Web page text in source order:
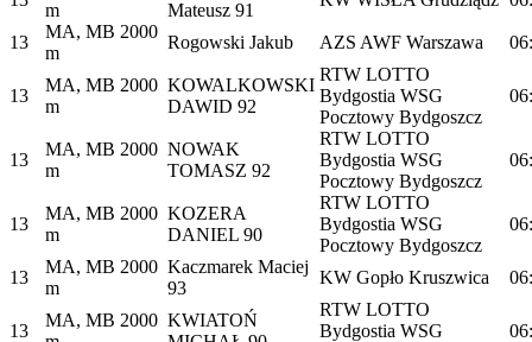
m
Mateusz 91
13
MA, MB 2000
m
Rogowski Jakub AZS AWF Warszawa
13
MA, MB 2000
m
KOWALKOWSKI
DAWID 92
RTW LOTTO
Bydgostia WSG
Pocztowy Bydgoszcz
13
MA, MB 2000
m
NOWAK
TOMASZ 92
RTW LOTTO
Bydgostia WSG
Pocztowy Bydgoszcz
13
MA, MB 2000
m
KOZERA
DANIEL 90
RTW LOTTO
Bydgostia WSG
Pocztowy Bydgoszcz
13
MA, MB 2000
m
Kaczmarek Maciej
93
KW Gopło Kruszwica
13
MA, MB 2000 KWIATOŃ
RTW LOTTO
Bydgostia WSG